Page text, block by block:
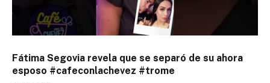
Fátima Segovia revela que se separó de su ahora
esposo #cafeconlachevez #trome